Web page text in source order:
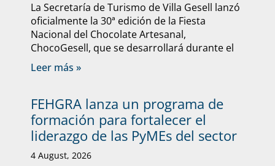
La Secretaría de Turismo de Villa Gesell lanzó
oficialmente la 30ª edición de la Fiesta
Nacional del Chocolate Artesanal,
ChocoGesell, que se desarrollará durante el
Leer más »
FEHGRA lanza un programa de
formación para fortalecer el
liderazgo de las PyMEs del sector
4 August, 2026